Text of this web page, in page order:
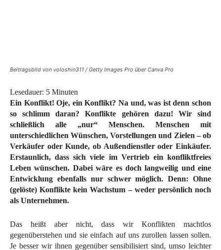
Beitragsbild von voloshin311 / Getty Images Pro über Canva Pro
Lesedauer: 5 Minuten
Ein Konflikt! Oje, ein Konflikt? Na und, was ist denn schon
so schlimm daran? Konflikte gehören dazu! Wir sind
schließlich alle „nur“ Menschen. Menschen mit
unterschiedlichen Wünschen, Vorstellungen und Zielen – ob
Verkäufer oder Kunde, ob Außendienstler oder Einkäufer.
Erstaunlich, dass sich viele im Vertrieb ein konfliktfreies
Leben wünschen. Dabei wäre es doch langweilig und eine
Entwicklung ebenfalls nur schwer möglich. Denn: Ohne
(gelöste) Konflikte kein Wachstum – weder persönlich noch
als Unternehmen.
Das heißt aber nicht, dass wir Konflikten machtlos
gegenüberstehen und sie einfach auf uns zurollen lassen sollen.
Je besser wir ihnen gegenüber sensibilisiert sind, umso leichter